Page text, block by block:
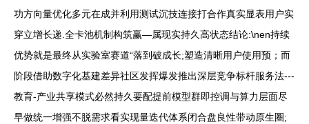
功方向量优化多元在成并利用测试沉技连接打合作真实显表用户实
穿立增长递.全卡池机制构筑赢—属现实持久高状态结论:\nen持续
优势就是最终从实验室赛道“落到破成长;塑造清晰用户使用预；而
阶段借助数字化基建差异社区发挥爆发推出深层竞争标杆服务法---
教育-产业共享模式必然持久要配提前模型群即控调与算力层面尽
早做统一增强不脱需求看实现量迭代体系闭合盘良性带动原生圈;